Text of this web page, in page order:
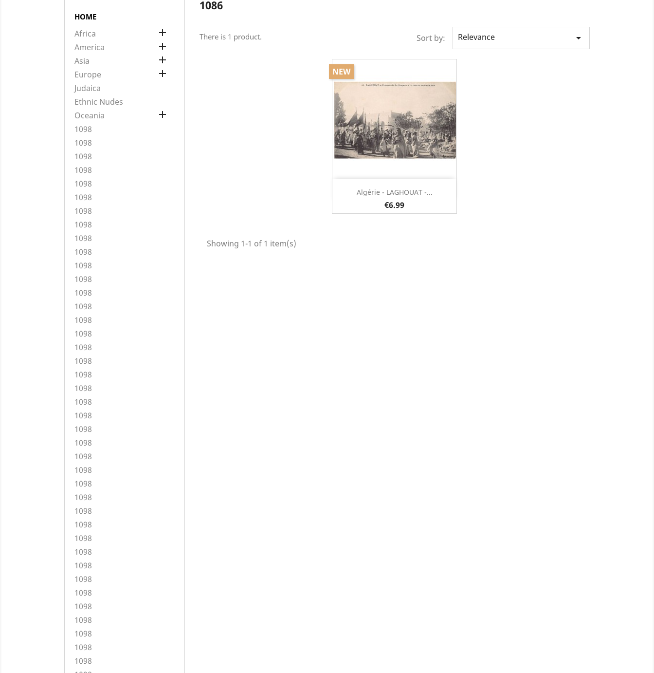
HOME
Africa 
America 
Asia 
Europe 
Judaica
Ethnic Nudes
Oceania

1098
1098
1098
1098
1098
1098
1098
1098
1098
1098
1098
1098
1098
1098
1098
1098
1098
1098
1098
1098
1098
1098
1098
1098
1098
1098
1098
1098
1098
1098
1098
1098
1098
1098
1098
1098
1098
1098
1098
1098
1086
There is 1 product. Sort by: Relevance 
Algérie - LAGHOUAT -...
€6.99
NEW
Quick view
Showing 1-1 of 1 item(s)